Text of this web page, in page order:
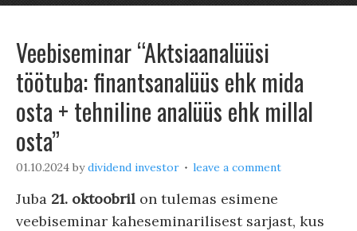
Veebiseminar “Aktsiaanalüüsi
töötuba: finantsanalüüs ehk mida
osta + tehniline analüüs ehk millal
osta”
01.10.2024 bydividend investor leave a comment
Juba 21. oktoobril on tulemas esimene
veebiseminar kaheseminarilisest sarjast, kus